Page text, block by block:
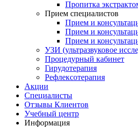
Пропитка
Прием специалистов
Прием и
Прием и
Прием и
УЗИ (ультразвуковое
Процедурный кабинет
Гирудотерапия
Рефлексотерапия
Акции
Специалисты
Отзывы Клиентов
Учебный центр
Информация